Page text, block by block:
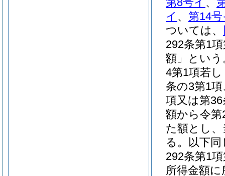
イ 、 第14
ついては、
292条第1
額」という
4第1項若
条の3第1
項又は第
額から令
た額とし
る。以下同
292条第1
所得金額